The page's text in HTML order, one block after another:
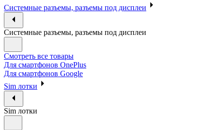
Системные разъемы, разъемы под дисплеи
Системные разъемы, разъемы под дисплеи
Смотреть все товары
Для смартфонов OnePlus
Для смартфонов Google
Sim лотки
Sim лотки